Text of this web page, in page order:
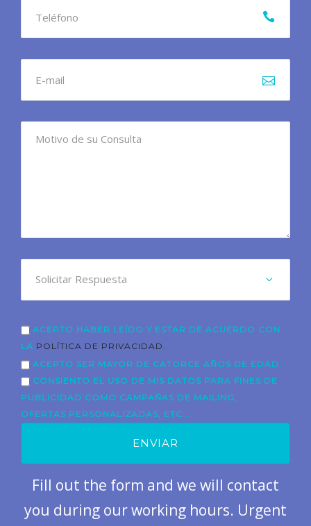
ACEPTO HABER LEÍDO Y ESTAR DE ACUERDO CON
LA POLÍTICA DE PRIVACIDAD.
ACEPTO SER MAYOR DE CATORCE AÑOS DE EDAD.
CONSIENTO EL USO DE MIS DATOS PARA FINES DE
PUBLICIDAD COMO CAMPAÑAS DE MAILING,
OFERTAS PERSONALIZADAS, ETC...
Fill out the form and we will contact
you during our working hours. Urgent